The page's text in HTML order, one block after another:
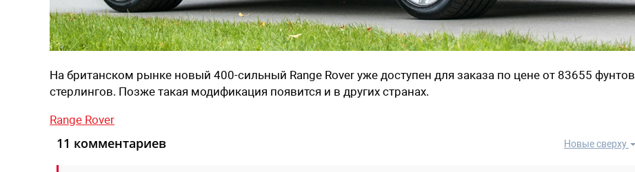
На британском рынке новый 400-сильный Range Rover уже доступен для заказа по цене от 83655 фунтов
стерлингов. Позже такая модификация появится и в других странах.
Range Rover
Новые сверху
11 комментариев